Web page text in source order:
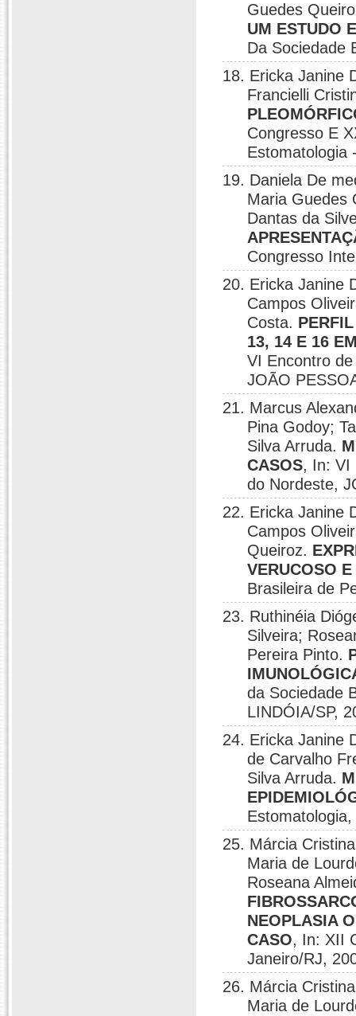
Guedes
UM ESTUDO
Da Sociedade
18. Ericka Janine
Francielli
Congresso E
Estomatologia
19. Daniela De
Maria Guedes
Dantas da
Congresso
20. Ericka Janine
Campos
Costa.
13, 14 E 16
VI Encontro
JOÃO
21. Marcus
Pina Godoy;
Silva Arruda.
CASOS, In: VI
do Nordeste,
22. Ericka Janine
Campos
Queiroz.
VERUCOSO
Brasileira de
23. Ruthinéia
Silveira;
Pereira Pinto.
da Sociedade
LINDÓIA/SP,
24. Ericka Janine
de Carvalho
Silva Arruda.
25. Márcia
Maria de
Roseana
NEOPLASIA
CASO, In: XII
Janeiro/RJ,
26. Márcia
Maria de